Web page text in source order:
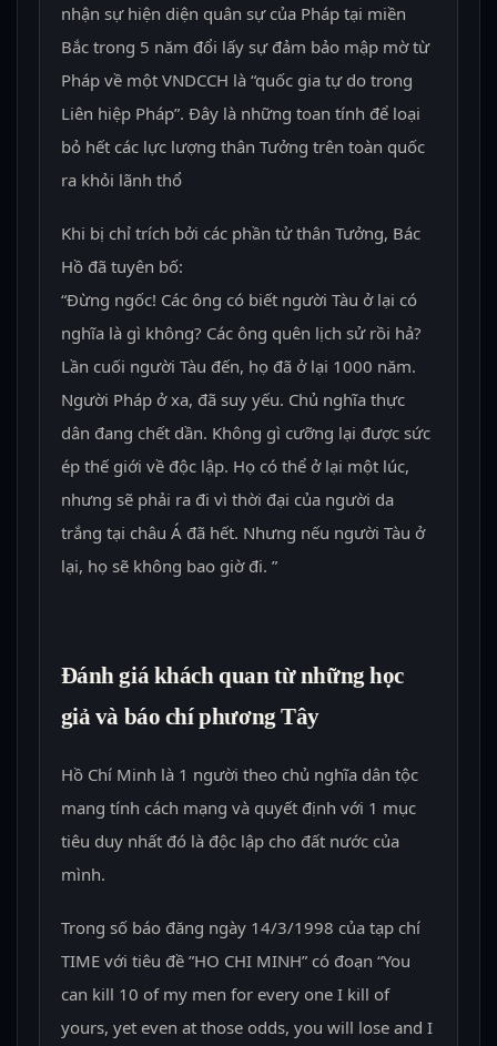
nhận sự hiện diện quân sự của Pháp tại miền
Bắc trong 5 năm đổi lấy sự đảm bảo mập mờ từ
Pháp về một VNDCCH là “quốc gia tự do trong
Liên hiệp Pháp”. Đây là những toan tính để loại
bỏ hết các lực lượng thân Tưởng trên toàn quốc
ra khỏi lãnh thổ
Khi bị chỉ trích bởi các phần tử thân Tưởng, Bác
Hồ đã tuyên bố:
“Đừng ngốc! Các ông có biết người Tàu ở lại có
nghĩa là gì không? Các ông quên lịch sử rồi hả?
Lần cuối người Tàu đến, họ đã ở lại 1000 năm.
Người Pháp ở xa, đã suy yếu. Chủ nghĩa thực
dân đang chết dần. Không gì cưỡng lại được sức
ép thế giới về độc lập. Họ có thể ở lại một lúc,
nhưng sẽ phải ra đi vì thời đại của người da
trắng tại châu Á đã hết. Nhưng nếu người Tàu ở
lại, họ sẽ không bao giờ đi. ”
Đánh giá khách quan từ những học
giả và báo chí phương Tây
Hồ Chí Minh là 1 người theo chủ nghĩa dân tộc
mang tính cách mạng và quyết định với 1 mục
tiêu duy nhất đó là độc lập cho đất nước của
mình.
Trong số báo đăng ngày 14/3/1998 của tạp chí
TIME với tiêu đề ”HO CHI MINH” có đoạn “You
can kill 10 of my men for every one I kill of
yours, yet even at those odds, you will lose and I